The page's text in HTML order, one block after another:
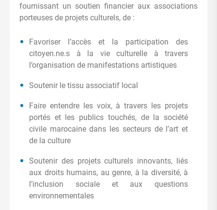
fournissant un soutien financier aux associations
porteuses de projets culturels, de :
Favoriser l’accès et la participation des
citoyen.ne.s à la vie culturelle à travers
l’organisation de manifestations artistiques
Soutenir le tissu associatif local
Faire entendre les voix, à travers les projets
portés et les publics touchés, de la société
civile marocaine dans les secteurs de l’art et
de la culture
Soutenir des projets culturels innovants, liés
aux droits humains, au genre, à la diversité, à
l’inclusion sociale et aux questions
environnementales